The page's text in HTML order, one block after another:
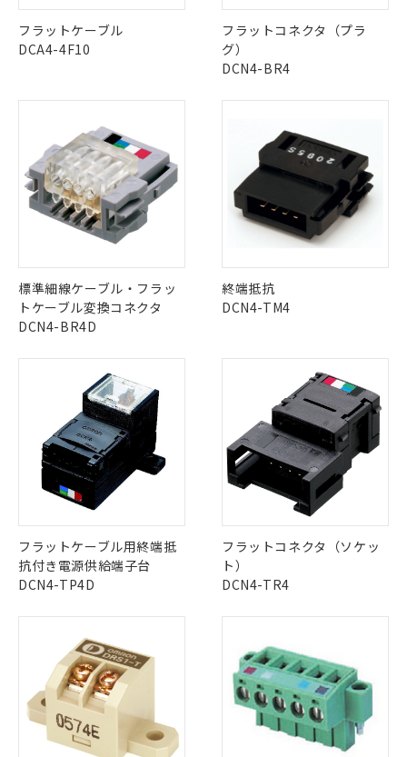
O
"対応済み"や非含有の記載がされた商品であっても、流通
在庫等で未対応品が混在する可能性があります。
非含有品が必要な際は、弊社営業部門もしくは販売店へお
問い合わせください。
この製品のRoHS/REACH対応状況ページへ
その他の認証はこちらのページからご検索ください
フラットケーブル
DCA4-4F10
フラットコネクタ（プラ
グ）
DCN4-BR4
標準細線ケーブル・フラッ
トケーブル変換コネクタ
DCN4-BR4D
終端抵抗
DCN4-TM4
フラットケーブル用終端抵
抗付き電源供給端子台
DCN4-TP4D
フラットコネクタ（ソケッ
ト）
DCN4-TR4
ご利用条件
以下の条件をお読みいただき、同意のうえ
ご利用ください。
本サービスは、当社制御機器事業取扱
商品の当社在庫状況および標準価格
す。
本サービスの対象外となる商品もある
ことをご了承ください。
在庫状況および標準価格照会結果は、
記載している更新日時点での社内デー
タに基づき作成されるものであり、閲
覧された時点での実際の在庫および標
対応済み：EU RoHS指令（10物質）の
非含有に対応した製品が提供可能な商品で
す。
対応予定：EU RoHS指令（10物質）の非含
有に対応した製品に切り替える予定のある
商品です。
対応予定なし：EU RoHS指令（10物質）の
非含有に非対応の商品で、対応品を出す予
調査・確認中：EU RoHS指令（10物質）の
非含有の対応状況を調査中または確認中の
商品です。
仕入先様の事情により、非含有部品として
いたものが、含有品と判明した場合などや
むを得ず変更することがあります。
*EU RoHS指令（10物質）：
鉛(Pb) 1000ppm以下、 水銀(Hg) 1000ppm以下、 カド
ミウム(Cd) 100ppm以下、
※1 中国RoHS○×表
「×」：最大均質材料含有率が中国RoHSの
基準値を超えていることを示します。
「－」：未確認です。当社販売部門へお問
い合わせください。
*中国RoHS10物質の基準値 (GB/T26572)：
当社は、これら貴社製品のうち、外国
為替および外国貿易法に定める商品
（以下｢規制貨物等」という）を輸出
または国外への提供する場合は、日本
国政府の輸出許可(または役務取引許
記
号
説明